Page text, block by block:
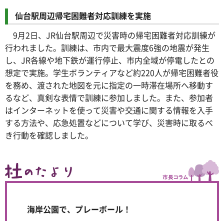
仙台駅周辺帰宅困難者対応訓練を実施
9月2日、JR仙台駅周辺で災害時の帰宅困難者対応訓練が
行われました。訓練は、市内で最大震度6強の地震が発生
し、JR各線や地下鉄が運行停止、市内全域が停電したとの
想定で実施。学生ボランティアなど約220人が帰宅困難者役
を務め、渡された地図を元に指定の一時滞在場所へ移動す
るなど、真剣な表情で訓練に参加しました。また、参加者
はインターネットを使って災害や交通に関する情報を入手
する方法や、応急処置などについて学び、災害時に取るべ
き行動を確認しました。
海岸公園で、プレーボール！